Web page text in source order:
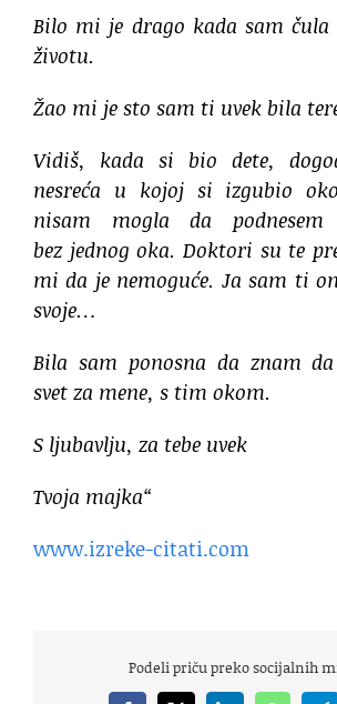
Bilo mi je drago kada sam čula
životu.
Žao mi je sto sam ti uvek bila
Vidiš, kada si bio dete,
nesreća u kojoj si izgubio
nisam mogla da podnesem
bez jednog oka. Doktori su te
mi da je nemoguće. Ja sam ti
svoje…
Bila sam ponosna da znam
svet za mene, s tim okom.
S ljubavlju, za tebe uvek
Tvoja majka“
www.izreke-citati.com
Podeli priču preko socijalnih